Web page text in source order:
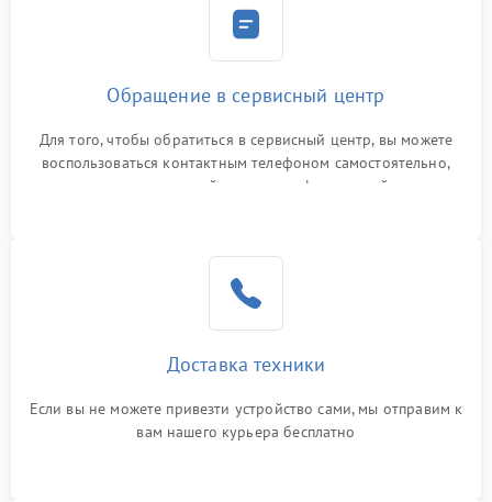
Обращение в сервисный центр
Для того, чтобы обратиться в сервисный центр, вы можете
воспользоваться контактным телефоном самостоятельно,
или оставить свой номер телефона на сайте
Доставка техники
Если вы не можете привезти устройство сами, мы отправим к
вам нашего курьера бесплатно